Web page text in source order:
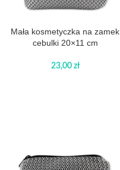
Mała kosmetyczka na zamek
cebulki 20×11 cm
23,00 zł